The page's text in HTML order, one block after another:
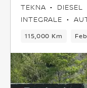
TEKNA DIESEL
INTEGRALE
115,000 Km